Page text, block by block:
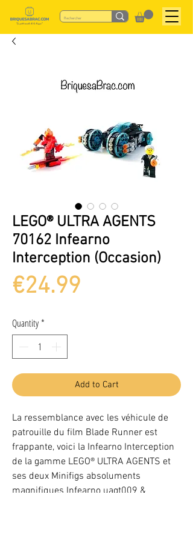
LEGO® ULTRA AGENTS
70162 Infearno
Interception (Occasion)
€24.99
Quantity*
Add to Cart
La ressemblance avec les véhicule de
patrouille du film Blade Runner est
frappante, voici la Infearno Interception
de la gamme LEGO® ULTRA AGENTS et
ses deux Minifigs absoluments
magnifiques Infearno uagt009 &